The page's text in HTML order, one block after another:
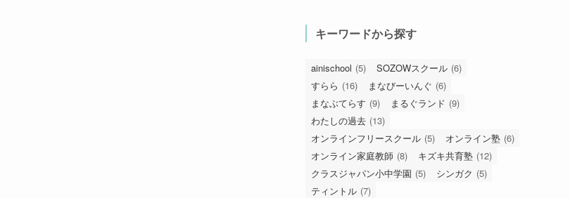
キーワードから探す
ainischool (5) SOZOWスクール (6)
すらら (16) まなびーいんぐ (6)
まなぶてらす (9) まるぐランド (9)
わたしの過去 (13)
オンラインフリースクール (5) オンライン塾 (6)
オンライン家庭教師 (8) キズキ共育塾 (12)
クラスジャパン小中学園 (5) シンガク (5)
ティントル (7)